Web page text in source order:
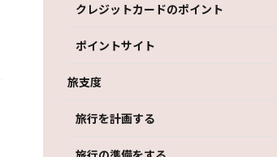
クレジットカードのポイント
ポイントサイト
旅支度
旅行を計画する